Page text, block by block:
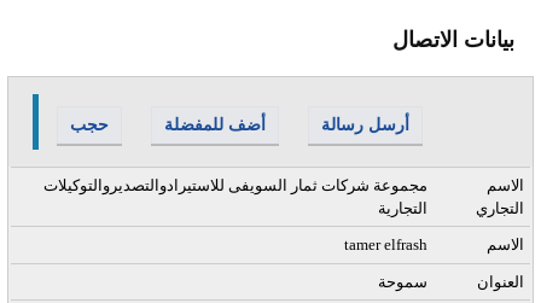
بيانات الاتصال
حجب أضف للمفضلة أرسل رسالة
مجموعة شركات ثمار السويفى للاستيرادوالتصديروالتوكيلات
التجارية
الاسم
التجاري
tamer elfrash
الاسم
سموحة
العنوان